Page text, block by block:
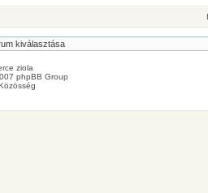
ziola
phpBB Group